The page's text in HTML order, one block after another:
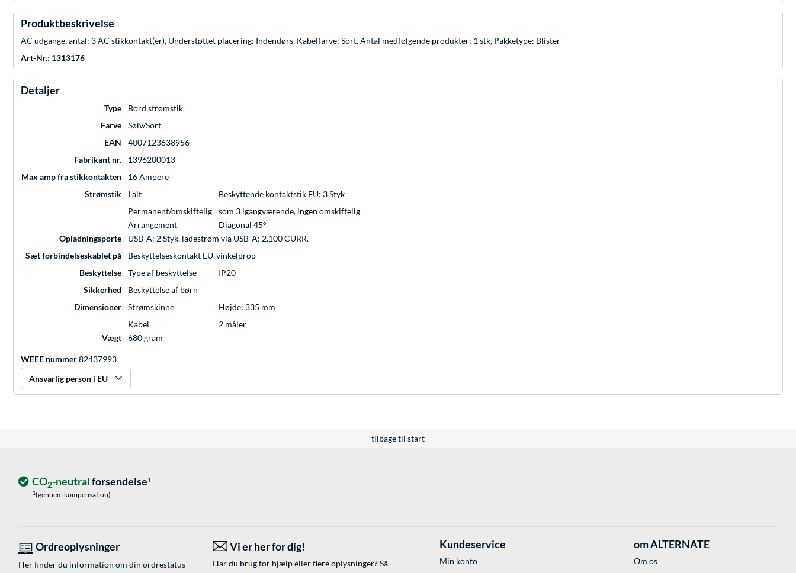
Produktbeskrivelse
AC udgange, antal: 3 AC stikkontakt(er), Understøttet placering: Indendørs. Kabelfarve: Sort. Antal medfølgende produkter: 1 stk, Pakketype: Blister
Art-Nr.: 1313176
Detaljer
Type
Bord strømstik
Farve
Sølv/Sort
EAN
4007123638956
Fabrikant nr.
1396200013
Max amp fra stikkontakten
16 Ampere
Strømstik
I alt
Beskyttende kontaktstik EU: 3 Styk
Permanent/omskiftelig
som 3 igangværende, ingen omskiftelig
Arrangement
Diagonal 45°
Opladningsporte
USB-A: 2 Styk, ladestrøm via USB-A: 2.100 CURR.
Sæt forbindelseskablet på
Beskyttelseskontakt EU-vinkelprop
Beskyttelse
Type af beskyttelse
IP20
Sikkerhed
Beskyttelse af børn
Dimensioner
Strømskinne
Højde: 335 mm
Kabel
2 måler
Vægt
680 gram
WEEE nummer82437993
Ansvarlig person i EU
tilbage til start
CO2-neutralforsendelse1
1(gennem kompensation)
Ordreoplysninger
Her finder du information om din ordrestatus
Vi er her for dig!
Har du brug for hjælp eller flere oplysninger? Så
Kundeservice
Min konto
om ALTERNATE
Om os